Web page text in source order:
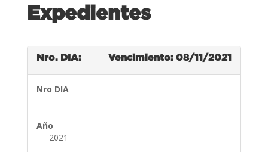
Expedientes
Nro. DIA: Vencimiento: 08/11/2021
Nro DIA
Año
2021